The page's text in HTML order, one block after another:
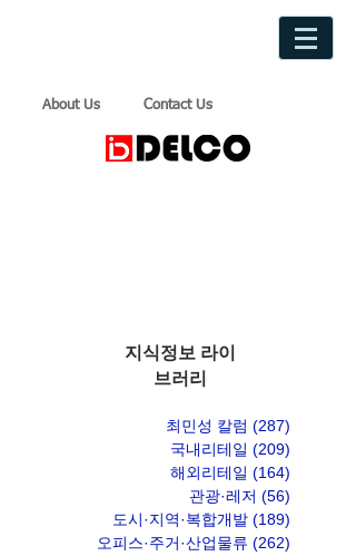
About Us Contact Us
지식정보 라이
브러리
최민성 칼럼 (287)
국내리테일 (209)
해외리테일 (164)
관광·레저 (56)
도시·지역·복합개발 (189)
오피스·주거·산업물류 (262)